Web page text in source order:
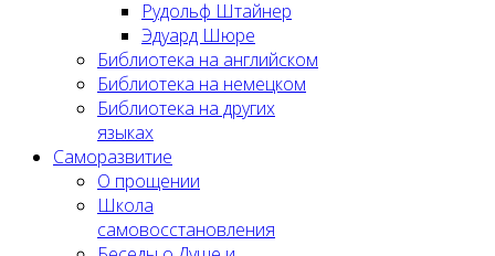
Рудольф Штайнер
Эдуард Шюре
Библиотека на английском
Библиотека на немецком
Библиотека на других
языках
Саморазвитие
О прощении
Школа
самовосстановления